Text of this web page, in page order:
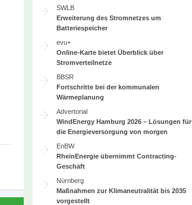
SWLB
Erweiterung des Stromnetzes um
Batteriespeicher
evu+
Online-Karte bietet Überblick über
Stromverteilnetze
BBSR
Fortschritte bei der kommunalen
Wärmeplanung
Advertorial
WindEnergy Hamburg 2026 – Lösungen für
die Energieversorgung von morgen
EnBW
RheinEnergie übernimmt Contracting-
Geschäft
Nürnberg
Maßnahmen zur Klimaneutralität bis 2035
vorgestellt